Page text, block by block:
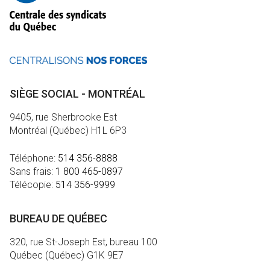
SIÈGE SOCIAL - MONTRÉAL
9405, rue Sherbrooke Est
Montréal (Québec) H1L 6P3
Téléphone: 514 356-8888
Sans frais: 1 800 465-0897
Télécopie: 514 356-9999
BUREAU DE QUÉBEC
320, rue St-Joseph Est, bureau 100
Québec (Québec) G1K 9E7